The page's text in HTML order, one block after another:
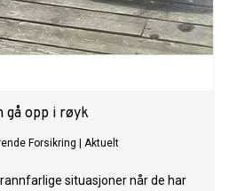
gå opp i røyk
Forsikring Aktuelt
situasjoner når de har